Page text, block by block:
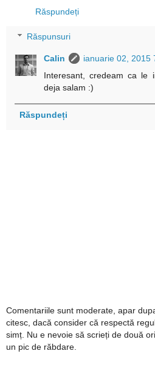
Răspundeți
Răspunsuri
Calin
ianuarie 02, 2015
Interesant, credeam ca le
deja salam :)
Răspundeți
Comentariile sunt moderate, apar
citesc, dacă consider că respectă
simț. Nu e nevoie să scrieți de două
un pic de răbdare.